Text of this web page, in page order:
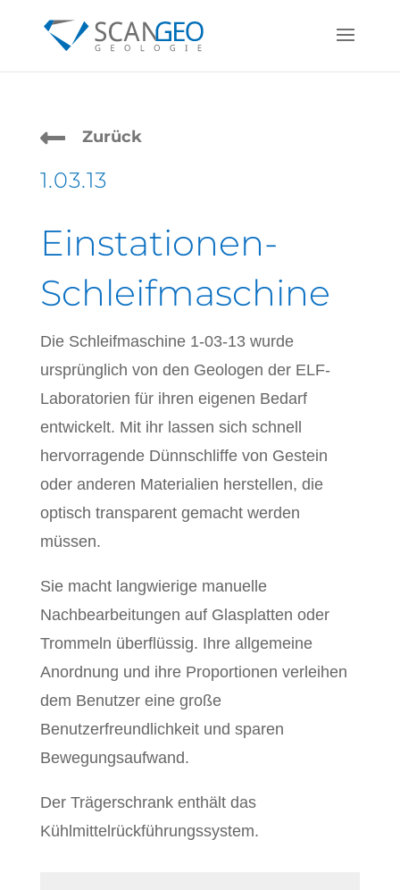
 Zurück
1.03.13
Einstationen-
Schleifmaschine
Die Schleifmaschine 1-03-13 wurde
ursprünglich von den Geologen der ELF-
Laboratorien für ihren eigenen Bedarf
entwickelt. Mit ihr lassen sich schnell
hervorragende Dünnschliffe von Gestein
oder anderen Materialien herstellen, die
optisch transparent gemacht werden
müssen.
Sie macht langwierige manuelle
Nachbearbeitungen auf Glasplatten oder
Trommeln überflüssig. Ihre allgemeine
Anordnung und ihre Proportionen verleihen
dem Benutzer eine große
Benutzerfreundlichkeit und sparen
Bewegungsaufwand.
Der Trägerschrank enthält das
Kühlmittelrückführungssystem.